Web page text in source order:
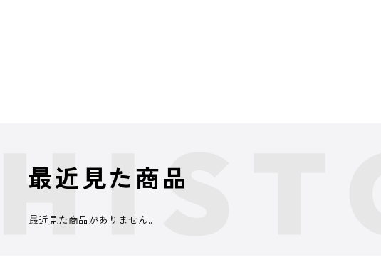
最近見た商品
最近見た商品がありません。